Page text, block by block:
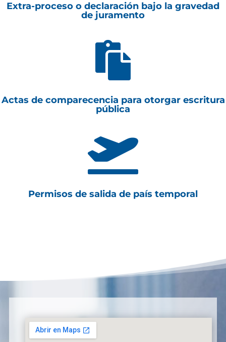
Extra-proceso o declaración bajo la gravedad
de juramento

Actas de comparecencia para otorgar escritura
pública

Permisos de salida de país temporal